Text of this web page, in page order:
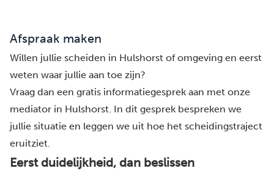
Afspraak maken
Willen jullie scheiden in Hulshorst of omgeving en eerst
weten waar jullie aan toe zijn?
Vraag dan een gratis informatiegesprek aan met onze
mediator in Hulshorst. In dit gesprek bespreken we
jullie situatie en leggen we uit hoe het scheidingstraject
eruitziet.
Eerst duidelijkheid, dan beslissen